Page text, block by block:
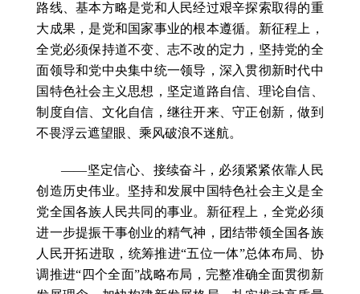
路线、基本方略是党和人民经过艰辛探索取得的重
大成果，是党和国家事业的根本遵循。新征程上，
全党必须保持道不变、志不改的定力，坚持党的全
面领导和党中央集中统一领导，深入贯彻新时代中
国特色社会主义思想，坚定道路自信、理论自信、
制度自信、文化自信，继往开来、守正创新，做到
不畏浮云遮望眼、乘风破浪不迷航。
——坚定信心、接续奋斗，必须紧紧依靠人民
创造历史伟业。坚持和发展中国特色社会主义是全
党全国各族人民共同的事业。新征程上，全党必须
进一步提振干事创业的精气神，团结带领全国各族
人民开拓进取，统筹推进“五位一体”总体布局、协
调推进“四个全面”战略布局，完整准确全面贯彻新